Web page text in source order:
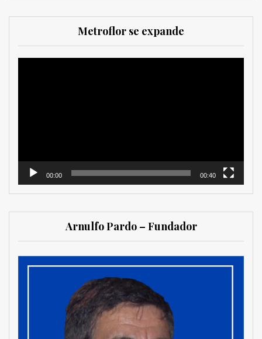
Metroflor se expande
00:00 00:40
Arnulfo Pardo – Fundador